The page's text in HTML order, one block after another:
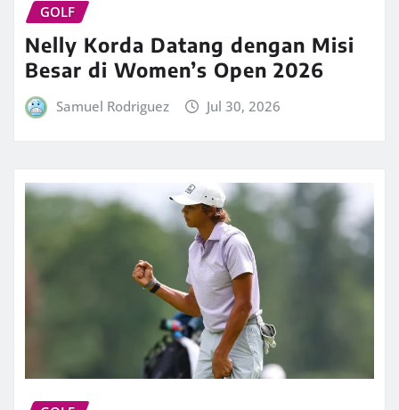
GOLF
Nelly Korda Datang dengan Misi
Besar di Women’s Open 2026
Samuel Rodriguez Jul 30, 2026